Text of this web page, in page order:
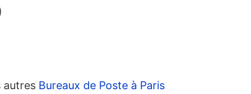
autres Bureaux de Poste à Paris